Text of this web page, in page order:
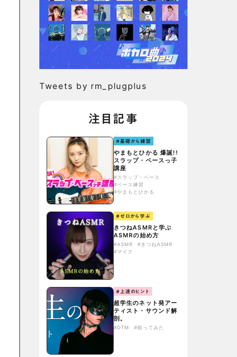
Tweets by rm_plugplus
注目記事
#基礎から練習
やまもとひかる 爆誕!!
スラップ・ベースっ子
講座
#スラップ・ベース
#ベース練習
#やまもとひかる
#ゼロから学ぶ
きつねASMRと学ぶ
ASMRの始め方
#ASMR
#きつねASMR
#マイク
#上達のヒント
超学生のネット発アー
ティスト・サウンド解
剖。
#DTM #歌ってみた